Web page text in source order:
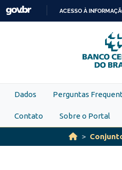
Skip to main content
O
ACESSO À
Dados Perguntas
Contato Sobre o Portal